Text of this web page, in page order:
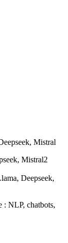
Mistral
2
Deepseek,
: NLP, chatbots,